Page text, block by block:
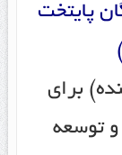
پایتخت
برای
توسعه